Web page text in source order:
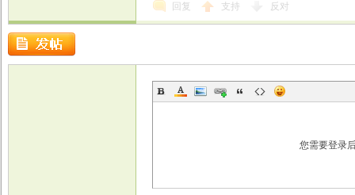
回复 支持 反对
您需要登录